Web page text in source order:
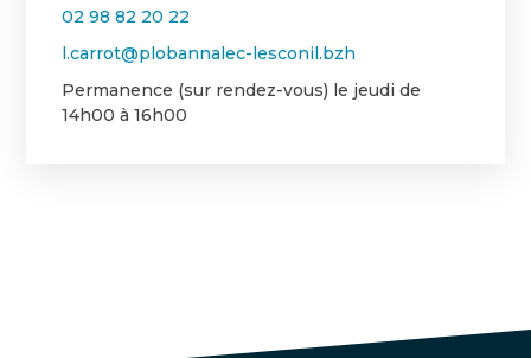
02 98 82 20 22
l.carrot@plobannalec-lesconil.bzh
Permanence (sur rendez-vous) le jeudi de
14h00 à 16h00